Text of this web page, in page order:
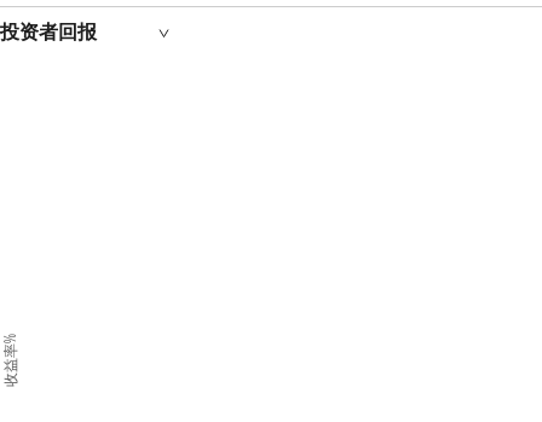
投资者回报
收益率%